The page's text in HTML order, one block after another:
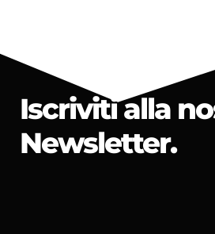
Iscriviti alla
Newsletter.